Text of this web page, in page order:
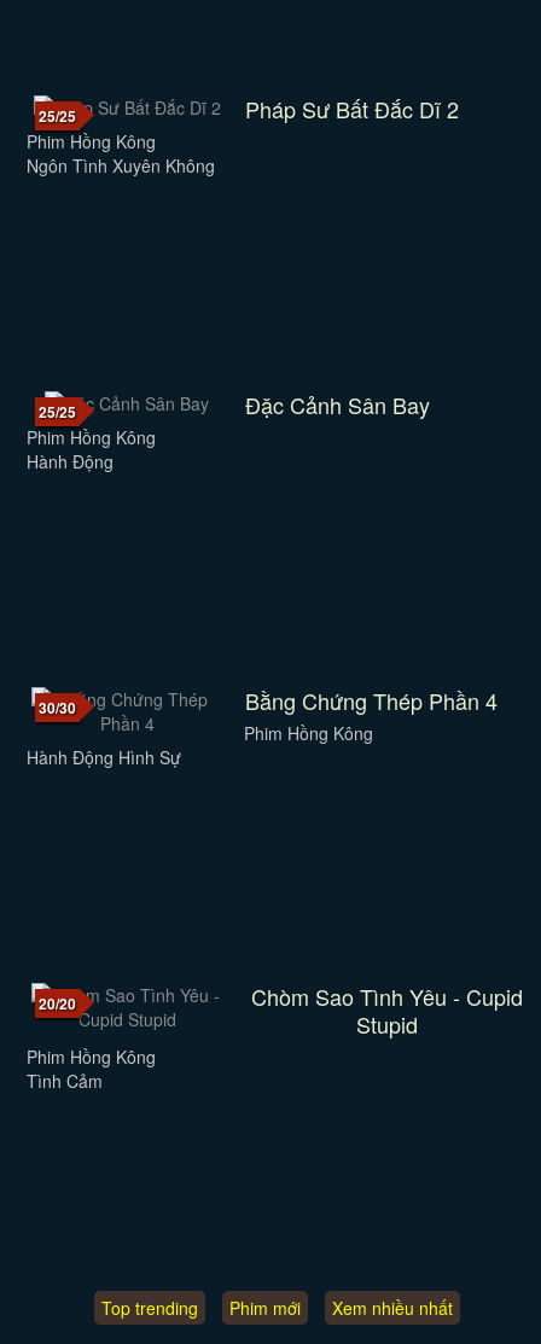
25/25 Pháp Sư Bất Đắc Dĩ 2
Phim Hồng Kông
Ngôn Tình Xuyên Không
25/25 Đặc Cảnh Sân Bay
Phim Hồng Kông
Hành Động
30/30 Bằng Chứng Thép Phần 4
Phim Hồng Kông
Hành Động Hình Sự
20/20
Chòm Sao Tình Yêu - Cupid
Stupid
Phim Hồng Kông
Tình Cảm
Top trending Phim mới Xem nhiều nhất